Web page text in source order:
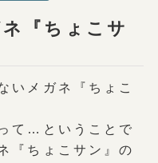
『ちょこサ
いメガネ『ちょこ
て…ということで
『ちょこサン』の